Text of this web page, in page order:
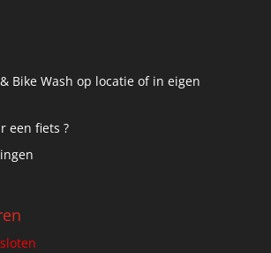
Bike Wash op locatie of in eigen
een fiets ?